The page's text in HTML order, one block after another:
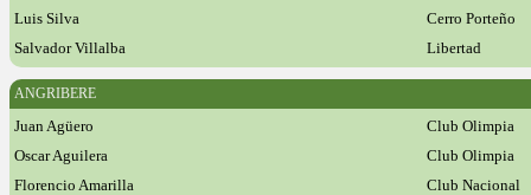
Luis Silva
Cerro Porteño
Salvador Villalba
Libertad
ANGRIBERE
Juan Agüero
Club Olimpia
Oscar Aguilera
Club Olimpia
Florencio Amarilla
Club Nacional